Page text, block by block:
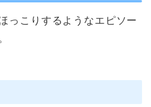
っこりするようなエピソー